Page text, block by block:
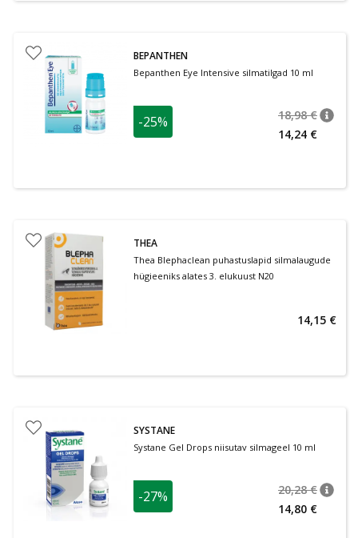
BEPANTHEN
Bepanthen Eye Intensive silmatilgad 10 ml
-25% 18,98 €
14,24 €
THEA
Thea Blephaclean puhastuslapid silmalaugude
hügieeniks alates 3. elukuust N20
14,15 €
SYSTANE
Systane Gel Drops niisutav silmageel 10 ml
-27% 20,28 €
14,80 €